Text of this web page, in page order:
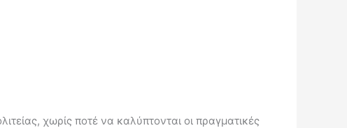
χωρίς ποτέ να καλύπτονται οι πραγματικές